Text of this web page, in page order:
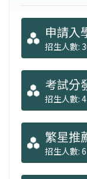
申請入
招生人數:
考試分
招生人數:
繁星推
招生人數: